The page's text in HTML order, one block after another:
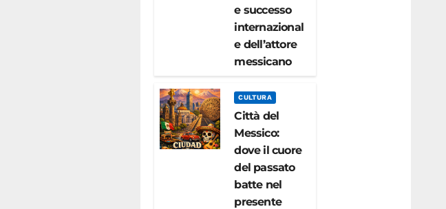
e successo
internazional
e dell’attore
messicano
CULTURA
Città del
Messico:
dove il cuore
del passato
batte nel
presente